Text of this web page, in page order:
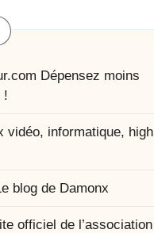
Dépensez moins
!
vidéo, informatique, high
blog de Damonx
officiel de l’association